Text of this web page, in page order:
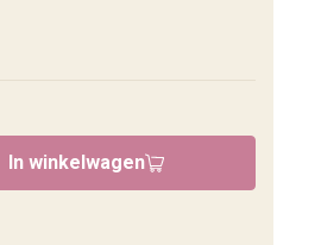
In winkelwagen